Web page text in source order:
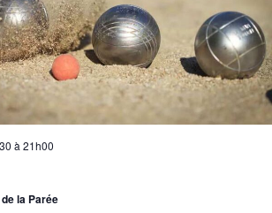
à 21h00
la Parée